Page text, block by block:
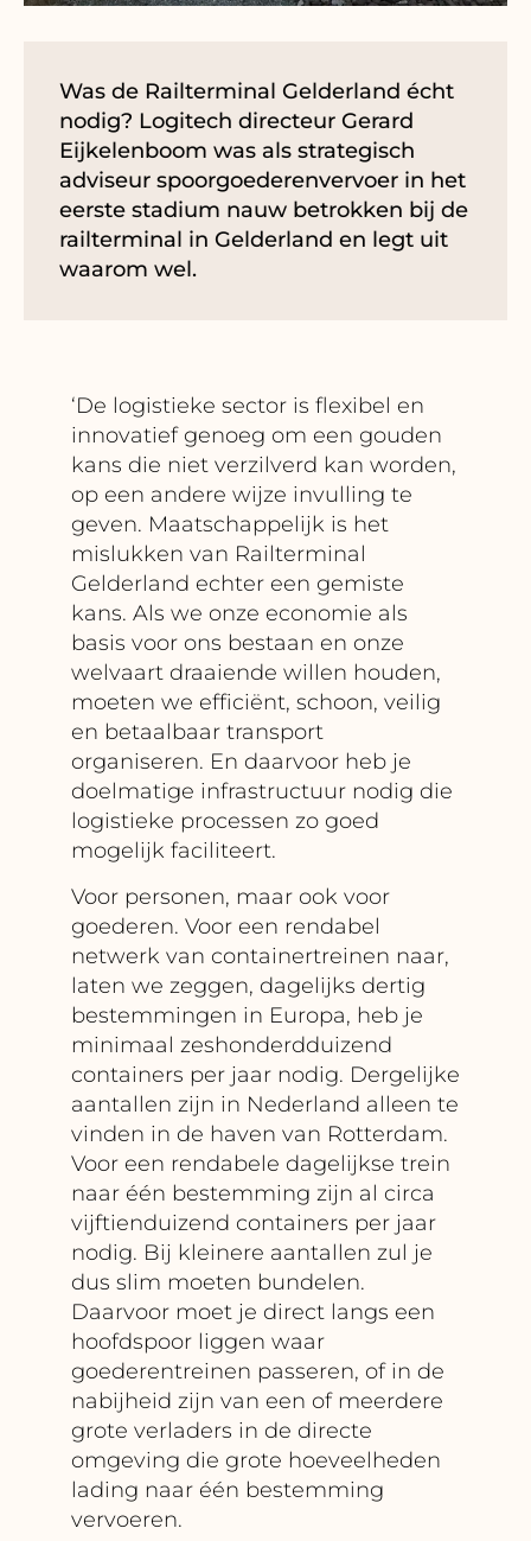
Was de Railterminal Gelderland écht
nodig? Logitech directeur Gerard
Eijkelenboom was als strategisch
adviseur spoorgoederenvervoer in het
eerste stadium nauw betrokken bij de
railterminal in Gelderland en legt uit
waarom wel.
‘De logistieke sector is flexibel en
innovatief genoeg om een gouden
kans die niet verzilverd kan worden,
op een andere wijze invulling te
geven. Maatschappelijk is het
mislukken van Railterminal
Gelderland echter een gemiste
kans. Als we onze economie als
basis voor ons bestaan en onze
welvaart draaiende willen houden,
moeten we efficiënt, schoon, veilig
en betaalbaar transport
organiseren. En daarvoor heb je
doelmatige infrastructuur nodig die
logistieke processen zo goed
mogelijk faciliteert.
Voor personen, maar ook voor
goederen. Voor een rendabel
netwerk van containertreinen naar,
laten we zeggen, dagelijks dertig
bestemmingen in Europa, heb je
minimaal zeshonderdduizend
containers per jaar nodig. Dergelijke
aantallen zijn in Nederland alleen te
vinden in de haven van Rotterdam.
Voor een rendabele dagelijkse trein
naar één bestemming zijn al circa
vijftienduizend containers per jaar
nodig. Bij kleinere aantallen zul je
dus slim moeten bundelen.
Daarvoor moet je direct langs een
hoofdspoor liggen waar
goederentreinen passeren, of in de
nabijheid zijn van een of meerdere
grote verladers in de directe
omgeving die grote hoeveelheden
lading naar één bestemming
vervoeren.